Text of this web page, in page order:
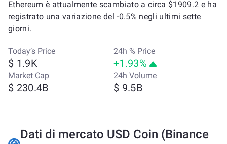
Ethereum è attualmente scambiato a circa $1909.2 e ha
registrato una variazione del -0.5% negli ultimi sette
giorni.
Today’s Price
$ 1.9K
24h % Price
+1.93%
Market Cap
$ 230.4B
24h Volume
$ 9.5B
Dati di mercato USD Coin (Binance